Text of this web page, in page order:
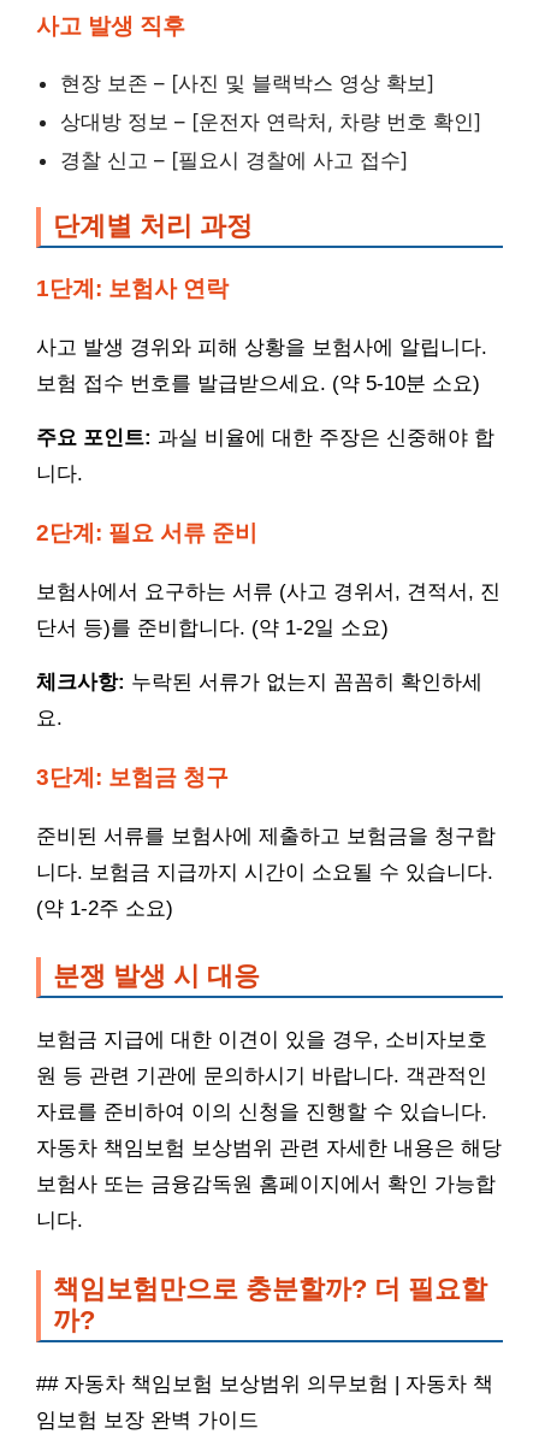
사고 발생 직후
현장 보존 – [사진 및 블랙박스 영상 확보]
상대방 정보 – [운전자 연락처, 차량 번호 확인]
경찰 신고 – [필요시 경찰에 사고 접수]
단계별 처리 과정
1단계: 보험사 연락
사고 발생 경위와 피해 상황을 보험사에 알립니다.
보험 접수 번호를 발급받으세요. (약 5-10분 소요)
주요 포인트: 과실 비율에 대한 주장은 신중해야 합
니다.
2단계: 필요 서류 준비
보험사에서 요구하는 서류 (사고 경위서, 견적서, 진
단서 등)를 준비합니다. (약 1-2일 소요)
체크사항: 누락된 서류가 없는지 꼼꼼히 확인하세
요.
3단계: 보험금 청구
준비된 서류를 보험사에 제출하고 보험금을 청구합
니다. 보험금 지급까지 시간이 소요될 수 있습니다.
(약 1-2주 소요)
분쟁 발생 시 대응
보험금 지급에 대한 이견이 있을 경우, 소비자보호
원 등 관련 기관에 문의하시기 바랍니다. 객관적인
자료를 준비하여 이의 신청을 진행할 수 있습니다.
자동차 책임보험 보상범위 관련 자세한 내용은 해당
보험사 또는 금융감독원 홈페이지에서 확인 가능합
니다.
책임보험만으로 충분할까? 더 필요할
까?
## 자동차 책임보험 보상범위 의무보험 | 자동차 책
임보험 보장 완벽 가이드